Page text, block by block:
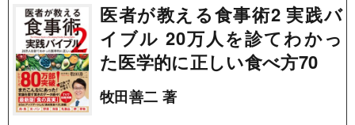
医者が教える食事術2 実践バ
イブル 20万人を診てわかっ
た医学的に正しい食べ方70
牧田善二 著